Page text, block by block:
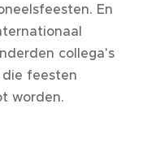
En
collega's
feesten
worden.